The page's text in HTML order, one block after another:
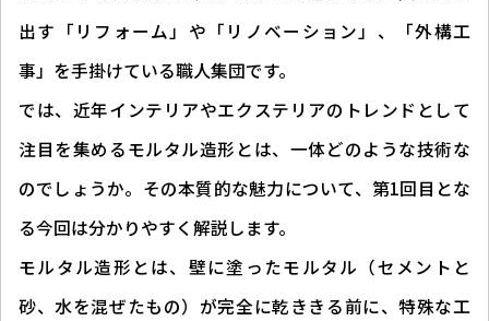
出す「リフォーム」や「リノベーション」、「外構工
事」を手掛けている職人集団です。
では、近年インテリアやエクステリアのトレンドとして
注目を集めるモルタル造形とは、一体どのような技術な
のでしょうか。その本質的な魅力について、第1回目とな
る今回は分かりやすく解説します。
モルタル造形とは、壁に塗ったモルタル（セメントと
砂、水を混ぜたもの）が完全に乾ききる前に、特殊な工